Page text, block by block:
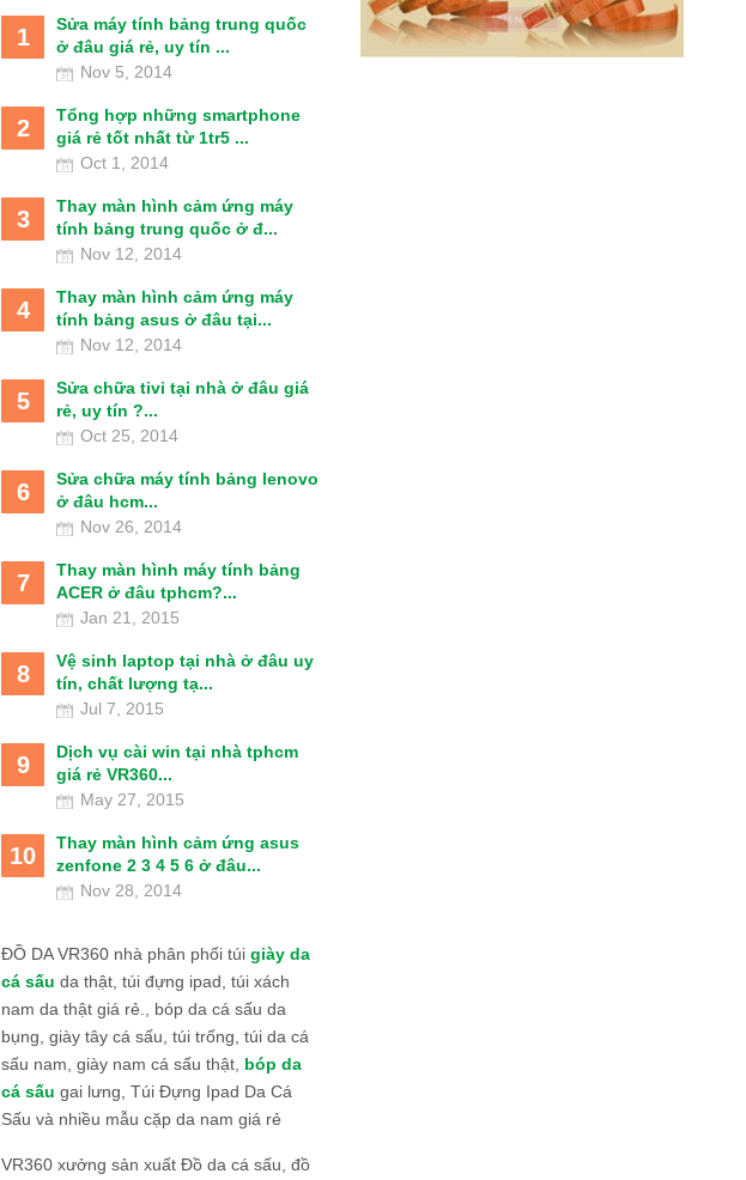
1
Sửa máy tính bảng trung quốc
ở đâu giá rẻ, uy tín ...
Nov 5, 2014
2
Tổng hợp những smartphone
giá rẻ tốt nhất từ 1tr5 ...
Oct 1, 2014
3
Thay màn hình cảm ứng máy
tính bảng trung quốc ở đ...
Nov 12, 2014
4
Thay màn hình cảm ứng máy
tính bảng asus ở đâu tại...
Nov 12, 2014
5
Sửa chữa tivi tại nhà ở đâu giá
rẻ, uy tín ?...
Oct 25, 2014
6
Sửa chữa máy tính bảng lenovo
ở đâu hcm...
Nov 26, 2014
7
Thay màn hình máy tính bảng
ACER ở đâu tphcm?...
Jan 21, 2015
8
Vệ sinh laptop tại nhà ở đâu uy
tín, chất lượng tạ...
Jul 7, 2015
9
Dịch vụ cài win tại nhà tphcm
giá rẻ VR360...
May 27, 2015
10
Thay màn hình cảm ứng asus
zenfone 2 3 4 5 6 ở đâu...
Nov 28, 2014
ĐỒ DA VR360 nhà phân phối túi giày da
cá sấu da thật, túi đựng ipad, túi xách
nam da thật giá rẻ., bóp da cá sấu da
bụng, giày tây cá sấu, túi trống, túi da cá
sấu nam, giày nam cá sấu thật, bóp da
cá sấu gai lưng, Túi Đựng Ipad Da Cá
Sấu và nhiều mẫu cặp da nam giá rẻ
VR360 xưởng sản xuất Đồ da cá sấu, đồ